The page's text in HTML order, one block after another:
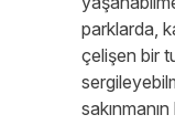
parklarda,
çelişen bir